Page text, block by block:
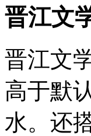
晋江文
晋江文
高于默
水。还